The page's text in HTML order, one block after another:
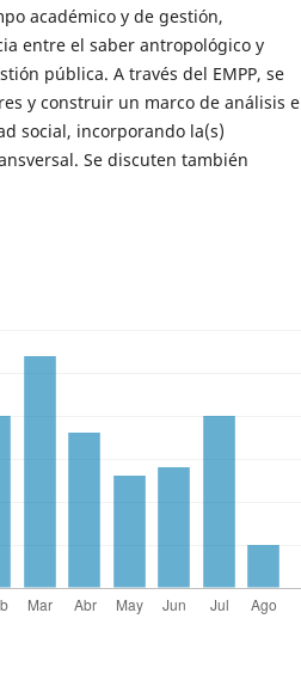
académico y de gestión,
entre el saber antropológico y
pública. A través del EMPP, se
y construir un marco de análisis e
social, incorporando la(s)
Se discuten también